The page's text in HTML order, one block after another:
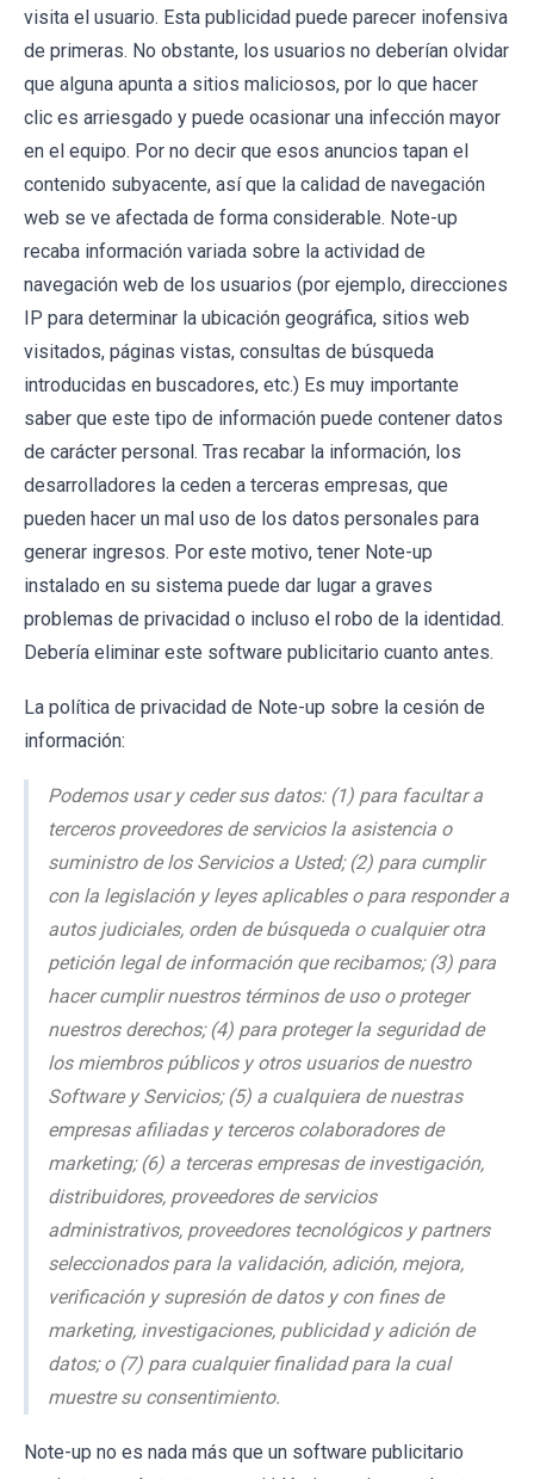
visita el usuario. Esta publicidad puede parecer inofensiva
de primeras. No obstante, los usuarios no deberían olvidar
que alguna apunta a sitios maliciosos, por lo que hacer
clic es arriesgado y puede ocasionar una infección mayor
en el equipo. Por no decir que esos anuncios tapan el
contenido subyacente, así que la calidad de navegación
web se ve afectada de forma considerable. Note-up
recaba información variada sobre la actividad de
navegación web de los usuarios (por ejemplo, direcciones
IP para determinar la ubicación geográfica, sitios web
visitados, páginas vistas, consultas de búsqueda
introducidas en buscadores, etc.) Es muy importante
saber que este tipo de información puede contener datos
de carácter personal. Tras recabar la información, los
desarrolladores la ceden a terceras empresas, que
pueden hacer un mal uso de los datos personales para
generar ingresos. Por este motivo, tener Note-up
instalado en su sistema puede dar lugar a graves
problemas de privacidad o incluso el robo de la identidad.
Debería eliminar este software publicitario cuanto antes.
La política de privacidad de Note-up sobre la cesión de
información:
Podemos usar y ceder sus datos: (1) para facultar a
terceros proveedores de servicios la asistencia o
suministro de los Servicios a Usted; (2) para cumplir
con la legislación y leyes aplicables o para responder a
autos judiciales, orden de búsqueda o cualquier otra
petición legal de información que recibamos; (3) para
hacer cumplir nuestros términos de uso o proteger
nuestros derechos; (4) para proteger la seguridad de
los miembros públicos y otros usuarios de nuestro
Software y Servicios; (5) a cualquiera de nuestras
empresas afiliadas y terceros colaboradores de
marketing; (6) a terceras empresas de investigación,
distribuidores, proveedores de servicios
administrativos, proveedores tecnológicos y partners
seleccionados para la validación, adición, mejora,
verificación y supresión de datos y con fines de
marketing, investigaciones, publicidad y adición de
datos; o (7) para cualquier finalidad para la cual
muestre su consentimiento.
Note-up no es nada más que un software publicitario